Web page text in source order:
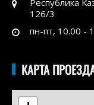
126/3
пн-пт, 10.00 -
КАРТА